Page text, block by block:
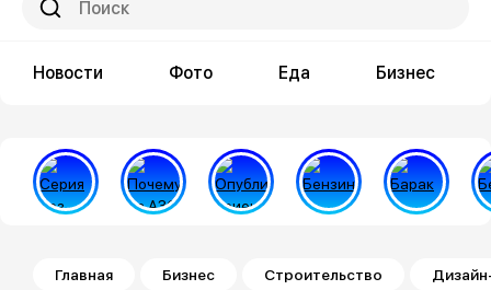
Новости Фото Еда Бизнес
Строка навигации
Главная Бизнес Строительство